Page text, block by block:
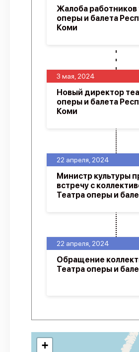
22 апреля, 2024
Обращение
Театра оперы и
22 апреля, 2024
Министр культуры
встречу с
Театра оперы и
3 мая, 2024
Новый директор
оперы и балета
Коми
Жалоба работников
оперы и балета
Коми
+